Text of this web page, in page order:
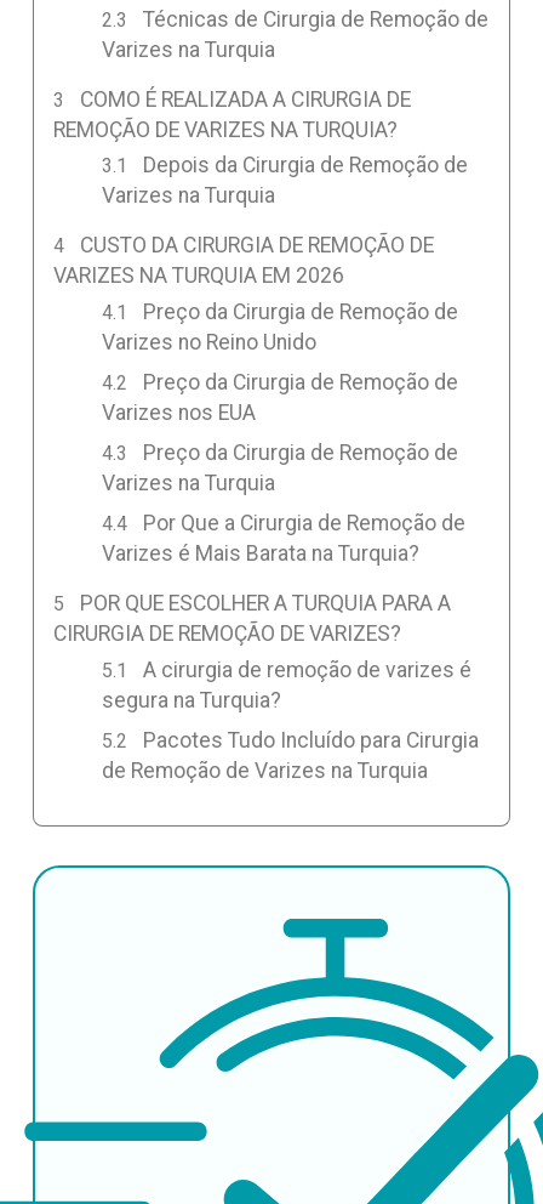
Técnicas de Cirurgia de Remoção de
Varizes na Turquia
COMO É REALIZADA A CIRURGIA DE
REMOÇÃO DE VARIZES NA TURQUIA?
Depois da Cirurgia de Remoção de
Varizes na Turquia
CUSTO DA CIRURGIA DE REMOÇÃO DE
VARIZES NA TURQUIA EM 2026
Preço da Cirurgia de Remoção de
Varizes no Reino Unido
Preço da Cirurgia de Remoção de
Varizes nos EUA
Preço da Cirurgia de Remoção de
Varizes na Turquia
Por Que a Cirurgia de Remoção de
Varizes é Mais Barata na Turquia?
POR QUE ESCOLHER A TURQUIA PARA A
CIRURGIA DE REMOÇÃO DE VARIZES?
A cirurgia de remoção de varizes é
segura na Turquia?
Pacotes Tudo Incluído para Cirurgia
de Remoção de Varizes na Turquia